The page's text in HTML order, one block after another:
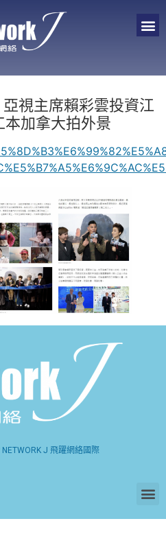
視主席賴彩雲投資江
加拿大拍外景
NETWORK J 飛躍網絡國際